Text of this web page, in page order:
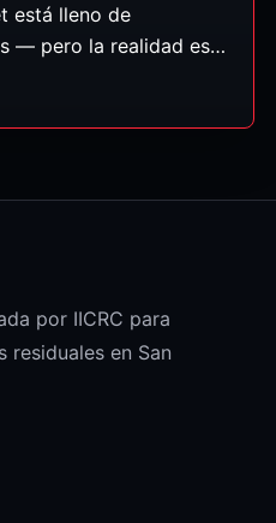
está lleno de
— pero la realidad es
equilibrado de qué es
— para
por IICRC para
residuales en San